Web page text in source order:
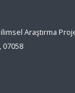
Araştırma
07058